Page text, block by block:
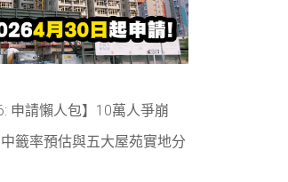
申請懶人包】10萬人爭崩
籤率預估與五大屋苑實地分